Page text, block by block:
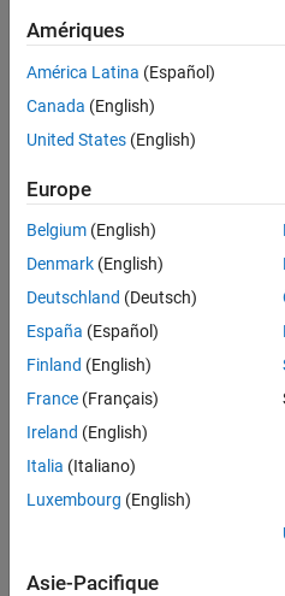
Actuellement,
aucune
offre
d'emploi
correspondant
à vos
critères
de
recherche.
Vous
pouvez
élargir
votre
recherche
ou
afficher
l’ensemble
d'emploi.
Amériques
América Latina (Español)
Canada (English)
United States (English)
Europe
Belgium (English)
Denmark (English)
Deutschland (Deutsch)
España (Español)
Finland (English)
France (Français)
Ireland (English)
Italia (Italiano)
Luxembourg (English)
Asie-Pacifique